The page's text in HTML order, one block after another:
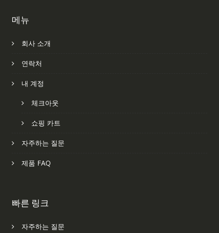
메뉴
회사 소개
연락처
내 계정
체크아웃
쇼핑 카트
자주하는 질문
제품 FAQ
빠른 링크
자주하는 질문